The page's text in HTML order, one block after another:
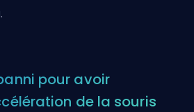
pour avoir
de la souris